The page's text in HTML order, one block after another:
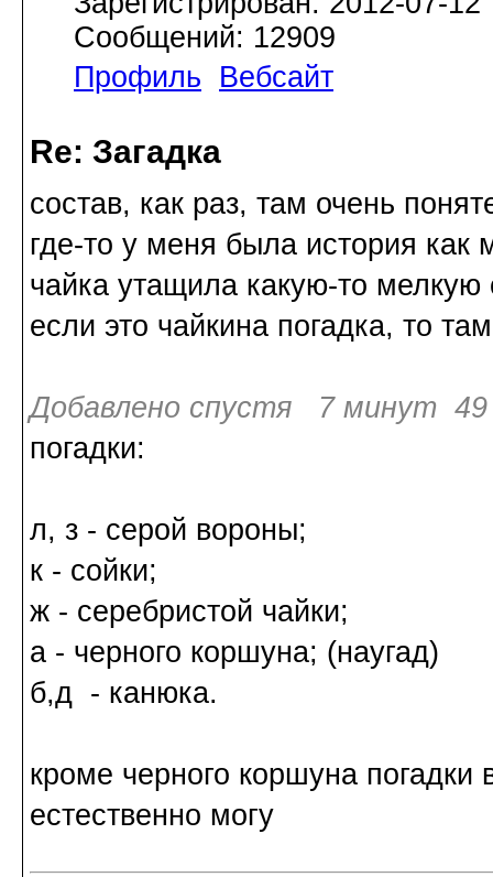
Сообщений: 12909
Профиль
Вебсайт
Re: Загадка
состав, как раз, там очень
где-то у меня была история как
чайка утащила какую-то мелкую
если это чайкина погадка, то
Добавлено спустя 7 минут 49
погадки:
л, з - серой вороны;
к - сойки;
ж - серебристой чайки;
а - черного коршуна; (наугад)
б,д - канюка.
кроме черного коршуна
естественно могу